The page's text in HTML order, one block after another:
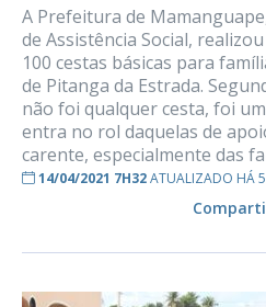
A Prefeitura de
de Assistência Social,
100 cestas básicas para
de Pitanga da Estrada.
não foi qualquer cesta, foi um
entra no rol daquelas de
carente, especialmente das
14/04/2021 7H32ATUALIZADO HÁ